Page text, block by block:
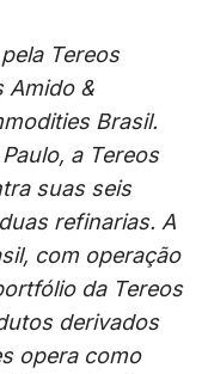
Tereos
Amido &
Brasil.
a Tereos
suas seis
refinarias. A
com operação
da Tereos
derivados
opera como